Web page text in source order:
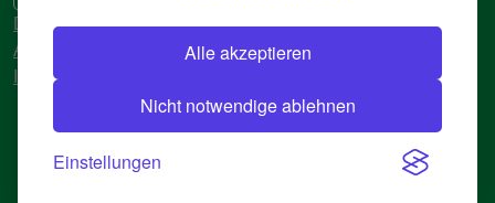
Alle akzeptieren
Nicht notwendige ablehnen
Einstellungen
Datenschutzerkläreung
AGB
Impressum
© 2018-2026 AtlasBig.com